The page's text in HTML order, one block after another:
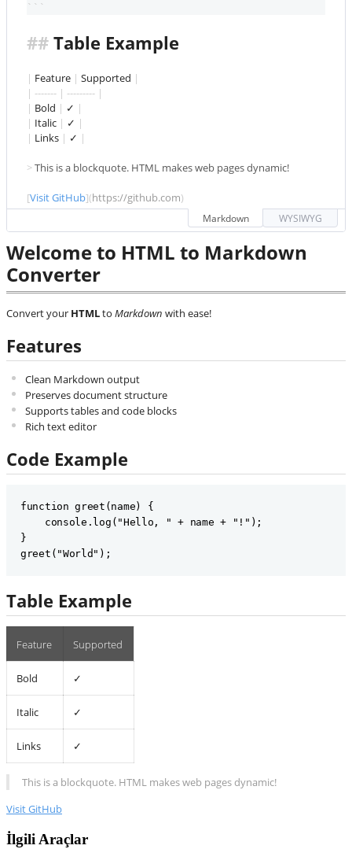
```
## Table Example
| Feature | Supported |
| ------- | --------- |
| Bold | ✓ |
| Italic | ✓ |
| Links | ✓ |
> This is a blockquote. HTML makes web pages dynamic!
[Visit GitHub](https://github.com)
Markdown WYSIWYG
Welcome to HTML to Markdown
Converter
Convert your HTMLto Markdown with ease!
Features
Clean Markdown output
Preserves document structure
Supports tables and code blocks
Rich text editor
Code Example
function greet(name) {
}
Table Example
Feature Supported
Bold ✓
Italic ✓
Links ✓
This is a blockquote. HTML makes web pages dynamic!
Visit GitHub
İlgili Araçlar